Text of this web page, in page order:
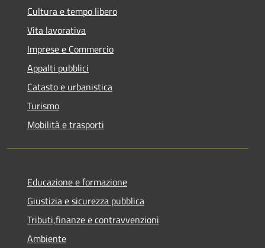
Cultura e tempo libero
Vita lavorativa
Imprese e Commercio
Appalti pubblici
Catasto e urbanistica
Turismo
Mobilità e trasporti
Educazione e formazione
Giustizia e sicurezza pubblica
Tributi,finanze e contravvenzioni
Ambiente